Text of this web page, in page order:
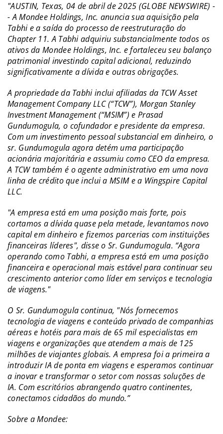
"AUSTIN, Texas, 04 de abril de 2025 (GLOBE NEWSWIRE) -
- A Mondee Holdings, Inc. anuncia sua aquisição pela
Tabhi e a saída do processo de reestruturação do
Chapter 11. A Tabhi adquiriu substancialmente todos os
ativos da Mondee Holdings, Inc. e fortaleceu seu balanço
patrimonial investindo capital adicional, reduzindo
significativamente a dívida e outras obrigações.
A propriedade da Tabhi inclui afiliadas da TCW Asset
Management Company LLC (“TCW”), Morgan Stanley
Investment Management (“MSIM”) e Prasad
Gundumogula, o cofundador e presidente da empresa.
Com um investimento pessoal substancial em dinheiro, o
sr. Gundumogula agora detém uma participação
acionária majoritária e assumiu como CEO da empresa.
A TCW também é o agente administrativo em uma nova
linha de crédito que inclui a MSIM e a Wingspire Capital
LLC.
"A empresa está em uma posição mais forte, pois
cortamos a dívida quase pela metade, levantamos novo
capital em dinheiro e fizemos parcerias com instituições
financeiras líderes", disse o Sr. Gundumogula. “Agora
operando como Tabhi, a empresa está em uma posição
financeira e operacional mais estável para continuar seu
crescimento anterior como líder em serviços e tecnologia
de viagens."
O Sr. Gundumogula continua, "Nós fornecemos
tecnologia de viagens e conteúdo privado de companhias
aéreas e hotéis para mais de 65 mil especialistas em
viagens e organizações que atendem a mais de 125
milhões de viajantes globais. A empresa foi a primeira a
introduzir IA de ponta em viagens e esperamos continuar
a inovar e transformar o setor com nossas soluções de
IA. Com escritórios abrangendo quatro continentes,
conectamos cidadãos do mundo.”
Sobre a Mondee: